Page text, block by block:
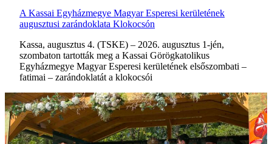
A Kassai Egyházmegye Magyar Esperesi kerületének
augusztusi zarándoklata Klokocsón
Kassa, augusztus 4. (TSKE) – 2026. augusztus 1-jén,
szombaton tartották meg a Kassai Görögkatolikus
Egyházmegye Magyar Esperesi kerületének elsőszombati –
fatimai – zarándoklatát a klokocsói